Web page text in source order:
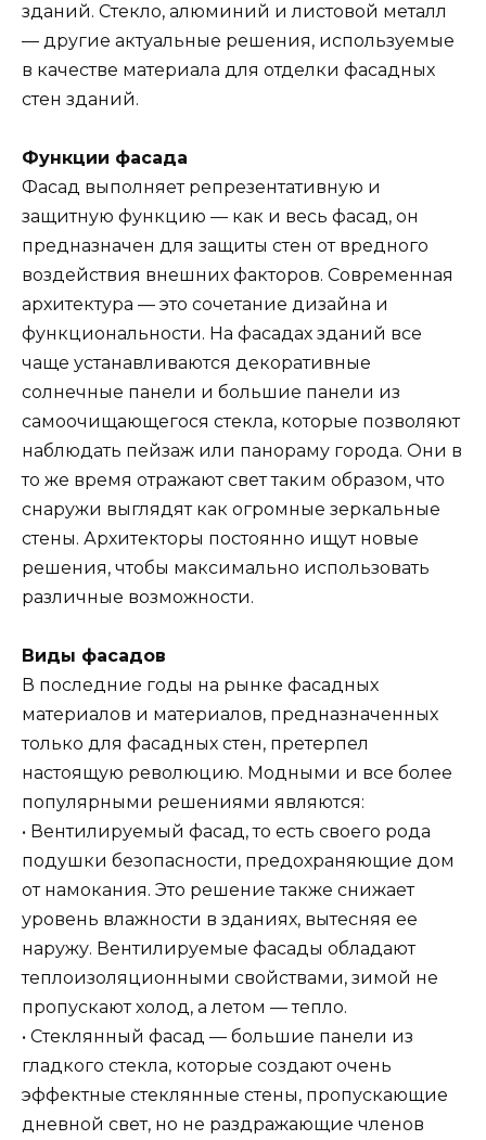
зданий. Стекло, алюминий и листовой металл
— другие актуальные решения, используемые
в качестве материала для отделки фасадных
стен зданий.
Функции фасада
Фасад выполняет репрезентативную и
защитную функцию — как и весь фасад, он
предназначен для защиты стен от вредного
воздействия внешних факторов. Современная
архитектура — это сочетание дизайна и
функциональности. На фасадах зданий все
чаще устанавливаются декоративные
солнечные панели и большие панели из
самоочищающегося стекла, которые позволяют
наблюдать пейзаж или панораму города. Они в
то же время отражают свет таким образом, что
снаружи выглядят как огромные зеркальные
стены. Архитекторы постоянно ищут новые
решения, чтобы максимально использовать
различные возможности.
Виды фасадов
В последние годы на рынке фасадных
материалов и материалов, предназначенных
только для фасадных стен, претерпел
настоящую революцию. Модными и все более
популярными решениями являются:
• Вентилируемый фасад, то есть своего рода
подушки безопасности, предохраняющие дом
от намокания. Это решение также снижает
уровень влажности в зданиях, вытесняя ее
наружу. Вентилируемые фасады обладают
теплоизоляционными свойствами, зимой не
пропускают холод, а летом — тепло.
• Стеклянный фасад — большие панели из
гладкого стекла, которые создают очень
эффектные стеклянные стены, пропускающие
дневной свет, но не раздражающие членов